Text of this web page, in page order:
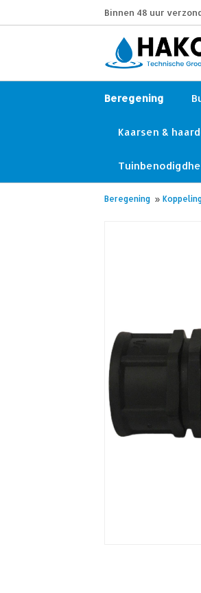
Binnen 48 uur
Beregening
Kaarsen &
Beregening »